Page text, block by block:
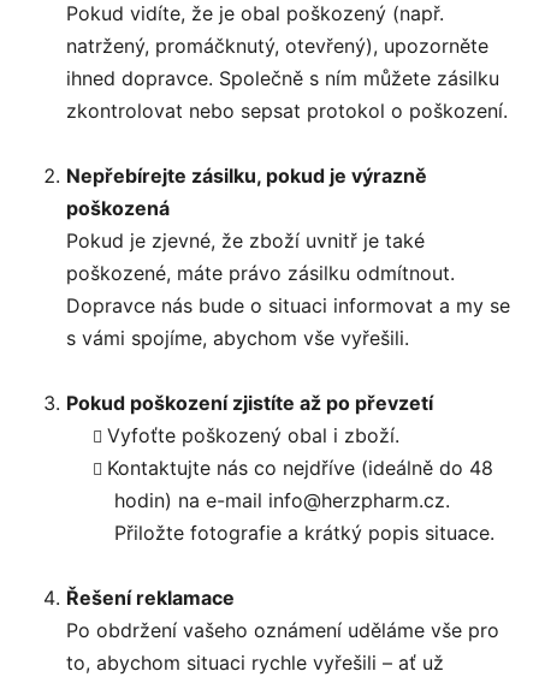
Pokud vidíte, že je obal poškozený (např.
natržený, promáčknutý, otevřený), upozorněte
ihned dopravce. Společně s ním můžete zásilku
zkontrolovat nebo sepsat protokol o poškození.
Nepřebírejte zásilku, pokud je výrazně
poškozená
Pokud je zjevné, že zboží uvnitř je také
poškozené, máte právo zásilku odmítnout.
Dopravce nás bude o situaci informovat a my se
s vámi spojíme, abychom vše vyřešili.
Pokud poškození zjistíte až po převzetí
Vyfoťte poškozený obal i zboží.
Kontaktujte nás co nejdříve (ideálně do 48
hodin) na e-mail info@herzpharm.cz.
Přiložte fotografie a krátký popis situace.
Řešení reklamace
Po obdržení vašeho oznámení uděláme vše pro
to, abychom situaci rychle vyřešili – ať už